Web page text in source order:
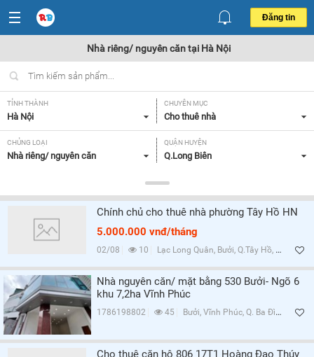
Đăng tin
Nhà riêng/ nguyên căn tại Hà Nội
TỈNH THÀNH
Hà Nội
CHUYÊN MỤC
Cho thuê nhà
CHỦNG LOẠI
Nhà riêng/ nguyên căn
QUẬN HUYỆN
Q.Long Biên
Tất cả
DIỆN TÍCH
Tất cả
SỐ PHÒNG NGỦ
Tất cả
Lọc
Chính chủ cho thuê nhà phường Tây Hồ HN
5.000.000 vnđ/tháng
02/08 10 Lạc Long Quân, Bưởi, Q.Tây Hồ, Hà Nội
Nhà nguyên căn/ mặt bằng 530 Bưởi- Ngõ 6
khu 7,2ha Vĩnh Phúc
1786198802 45 Bưởi, Vĩnh Phúc, Q. Ba Đình, Hà Nội
Cho thuê căn hộ 806 17T1 Hoàng Đạo Thúy